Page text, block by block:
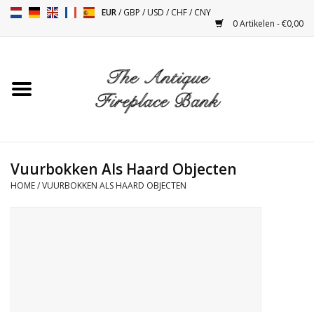
EUR/GBP /USD /CHF/CNY
0 Artikelen - €0,00
Toebehoren
Vuurbokken Als Haard Objecten
HOME/VUURBOKKEN ALS HAARD OBJECTEN